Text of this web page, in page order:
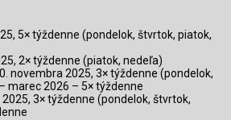
5× týždenne (pondelok, štvrtok, piatok,
2× týždenne (piatok, nedeľa)
novembra 2025, 3× týždenne (pondelok,
marec 2026 – 5× týždenne
3× týždenne (pondelok, štvrtok,